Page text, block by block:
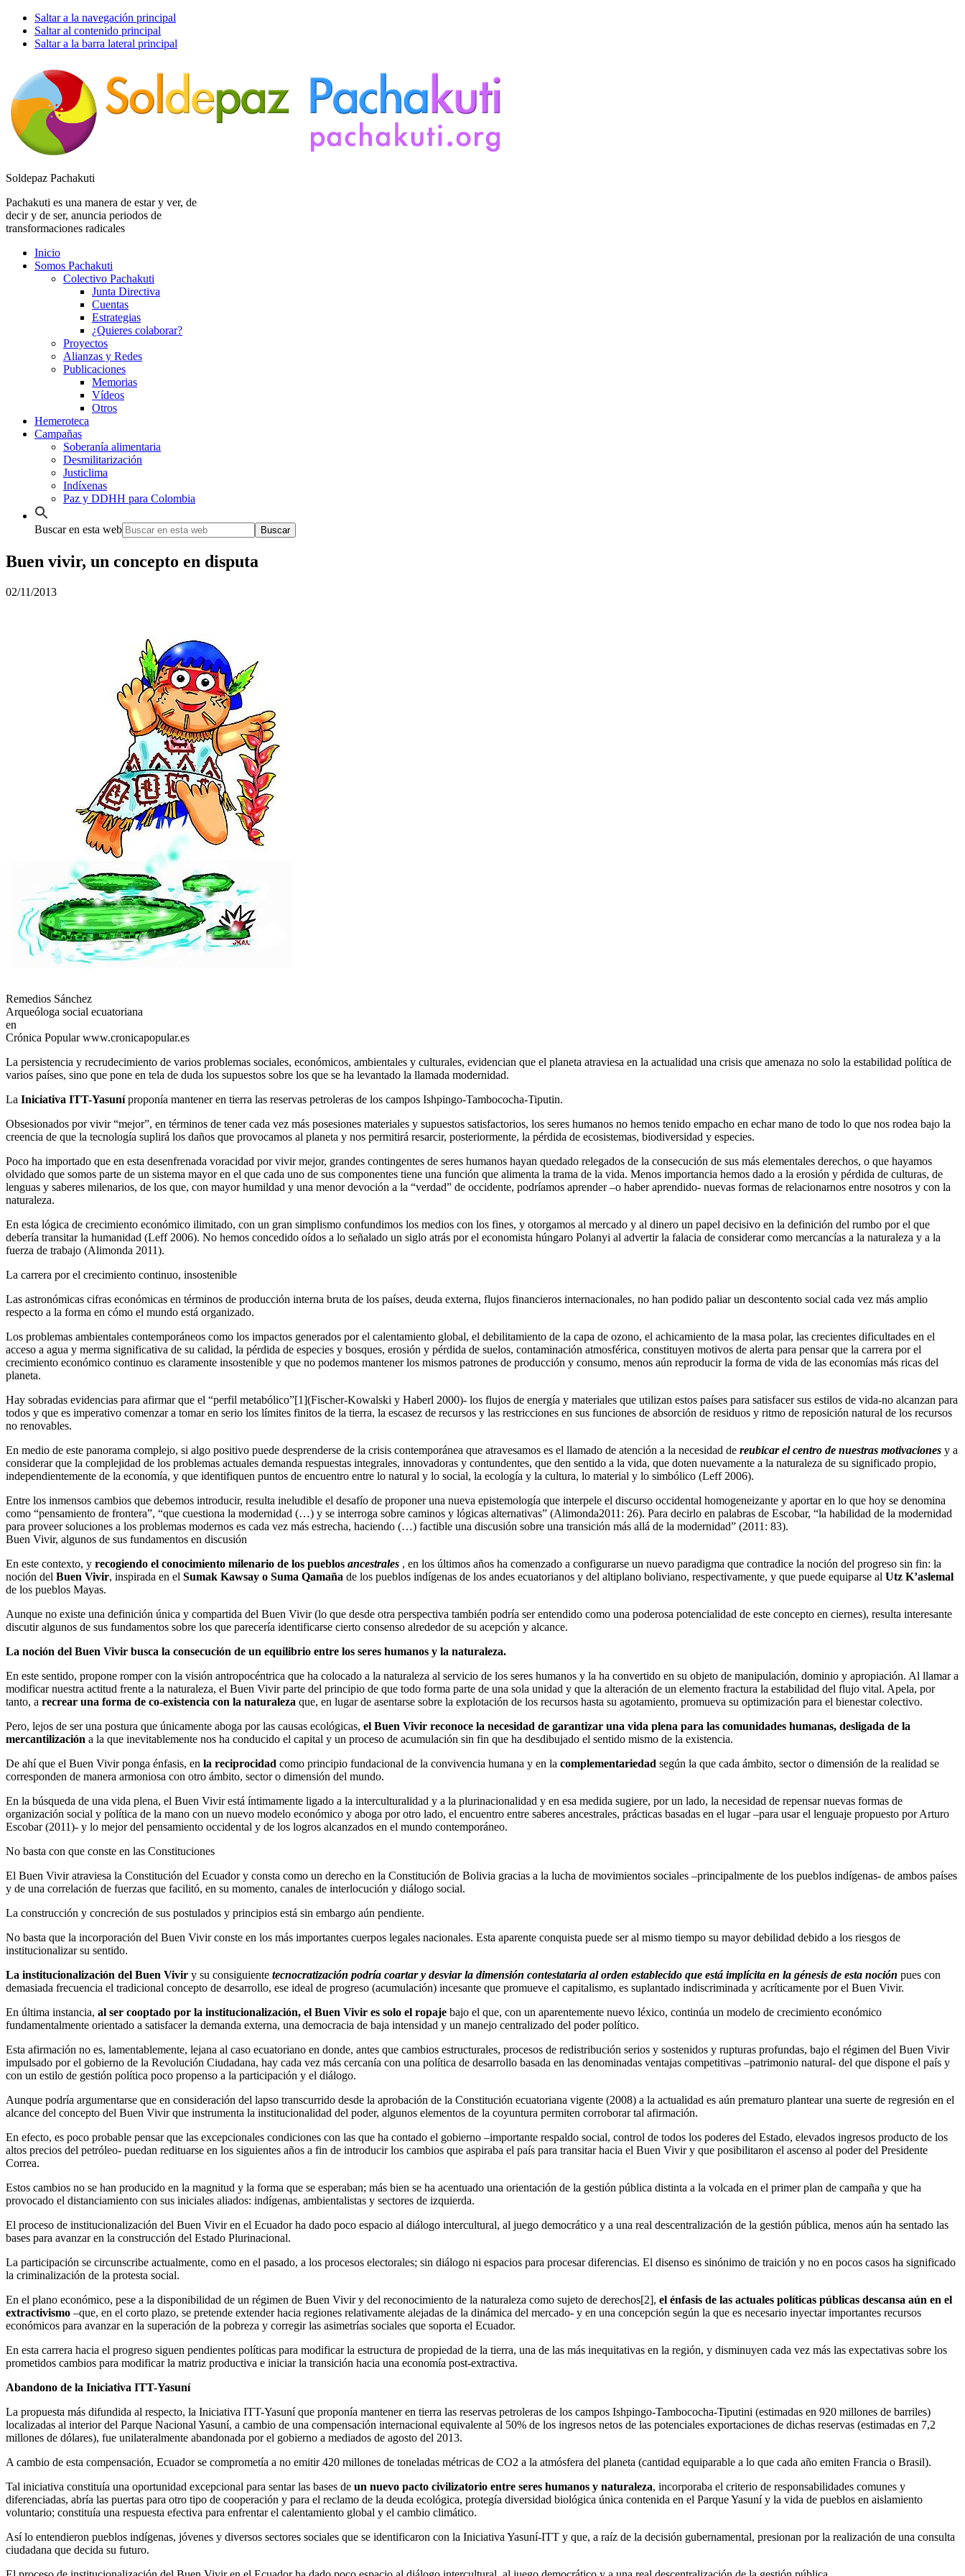
Saltar a la navegación principal
Saltar al contenido principal
Saltar a la barra lateral principal
Soldepaz Pachakuti
Pachakuti es una manera de estar y ver, de
decir y de ser, anuncia periodos de
transformaciones radicales
Inicio
Somos Pachakuti
Colectivo Pachakuti
Junta Directiva
Cuentas
Estrategias
¿Quieres colaborar?
Proyectos
Alianzas y Redes
Publicaciones
Memorias
Vídeos
Otros
Hemeroteca
Campañas
Soberanía alimentaria
Desmilitarización
Justiclima
Indíxenas
Paz y DDHH para Colombia
Buscar en esta web
Buen vivir, un concepto en disputa
02/11/2013
Remedios Sánchez
Arqueóloga social ecuatoriana
en
Crónica Popular www.cronicapopular.es
La persistencia y recrudecimiento de varios problemas sociales, económicos, ambientales y culturales, evidencian que el planeta atraviesa en la actualidad una crisis que amenaza no solo la estabilidad política de
varios países, sino que pone en tela de duda los supuestos sobre los que se ha levantado la llamada modernidad.
La Iniciativa ITT-Yasuníproponía mantener en tierra las reservas petroleras de los campos Ishpingo-Tambococha-Tiputin.
Obsesionados por vivir “mejor”, en términos de tener cada vez más posesiones materiales y supuestos satisfactorios, los seres humanos no hemos tenido empacho en echar mano de todo lo que nos rodea bajo la
creencia de que la tecnología suplirá los daños que provocamos al planeta y nos permitirá resarcir, posteriormente, la pérdida de ecosistemas, biodiversidad y especies.
Poco ha importado que en esta desenfrenada voracidad por vivir mejor, grandes contingentes de seres humanos hayan quedado relegados de la consecución de sus más elementales derechos, o que hayamos
olvidado que somos parte de un sistema mayor en el que cada uno de sus componentes tiene una función que alimenta la trama de la vida. Menos importancia hemos dado a la erosión y pérdida de culturas, de
lenguas y saberes milenarios, de los que, con mayor humildad y una menor devoción a la “verdad” de occidente, podríamos aprender –o haber aprendido- nuevas formas de relacionarnos entre nosotros y con la
naturaleza.
En esta lógica de crecimiento económico ilimitado, con un gran simplismo confundimos los medios con los fines, y otorgamos al mercado y al dinero un papel decisivo en la definición del rumbo por el que
debería transitar la humanidad (Leff 2006). No hemos concedido oídos a lo señalado un siglo atrás por el economista húngaro Polanyi al advertir la falacia de considerar como mercancías a la naturaleza y a la
fuerza de trabajo (Alimonda 2011).
La carrera por el crecimiento continuo, insostenible
Las astronómicas cifras económicas en términos de producción interna bruta de los países, deuda externa, flujos financieros internacionales, no han podido paliar un descontento social cada vez más amplio
respecto a la forma en cómo el mundo está organizado.
Los problemas ambientales contemporáneos como los impactos generados por el calentamiento global, el debilitamiento de la capa de ozono, el achicamiento de la masa polar, las crecientes dificultades en el
acceso a agua y merma significativa de su calidad, la pérdida de especies y bosques, erosión y pérdida de suelos, contaminación atmosférica, constituyen motivos de alerta para pensar que la carrera por el
crecimiento económico continuo es claramente insostenible y que no podemos mantener los mismos patrones de producción y consumo, menos aún reproducir la forma de vida de las economías más ricas del
planeta.
Hay sobradas evidencias para afirmar que el “perfil metabólico”[1](Fischer-Kowalski y Haberl 2000)- los flujos de energía y materiales que utilizan estos países para satisfacer sus estilos de vida-no alcanzan para
todos y que es imperativo comenzar a tomar en serio los límites finitos de la tierra, la escasez de recursos y las restricciones en sus funciones de absorción de residuos y ritmo de reposición natural de los recursos
no renovables.
En medio de este panorama complejo, si algo positivo puede desprenderse de la crisis contemporánea que atravesamos es el llamado de atención a la necesidad de reubicar el centro de nuestras motivaciones y a
considerar que la complejidad de los problemas actuales demanda respuestas integrales, innovadoras y contundentes, que den sentido a la vida, que doten nuevamente a la naturaleza de su significado propio,
independientemente de la economía, y que identifiquen puntos de encuentro entre lo natural y lo social, la ecología y la cultura, lo material y lo simbólico (Leff 2006).
Entre los inmensos cambios que debemos introducir, resulta ineludible el desafío de proponer una nueva epistemología que interpele el discurso occidental homogeneizante y aportar en lo que hoy se denomina
como “pensamiento de frontera”, “que cuestiona la modernidad (…) y se interroga sobre caminos y lógicas alternativas” (Alimonda2011: 26). Para decirlo en palabras de Escobar, “la habilidad de la modernidad
para proveer soluciones a los problemas modernos es cada vez más estrecha, haciendo (…) factible una discusión sobre una transición más allá de la modernidad” (2011: 83).
Buen Vivir, algunos de sus fundamentos en discusión
En este contexto, y recogiendo el conocimiento milenario de los pueblos ancestrales , en los últimos años ha comenzado a configurarse un nuevo paradigma que contradice la noción del progreso sin fin: la
noción del Buen Vivir, inspirada en el Sumak Kawsay o Suma Qamaña de los pueblos indígenas de los andes ecuatorianos y del altiplano boliviano, respectivamente, y que puede equiparse al Utz K’aslemal
de los pueblos Mayas.
Aunque no existe una definición única y compartida del Buen Vivir (lo que desde otra perspectiva también podría ser entendido como una poderosa potencialidad de este concepto en ciernes), resulta interesante
discutir algunos de sus fundamentos sobre los que parecería identificarse cierto consenso alrededor de su acepción y alcance.
La noción del Buen Vivir busca la consecución de un equilibrio entre los seres humanos y la naturaleza.
En este sentido, propone romper con la visión antropocéntrica que ha colocado a la naturaleza al servicio de los seres humanos y la ha convertido en su objeto de manipulación, dominio y apropiación. Al llamar a
modificar nuestra actitud frente a la naturaleza, el Buen Vivir parte del principio de que todo forma parte de una sola unidad y que la alteración de un elemento fractura la estabilidad del flujo vital. Apela, por
tanto, a recrear una forma de co-existencia con la naturaleza que, en lugar de asentarse sobre la explotación de los recursos hasta su agotamiento, promueva su optimización para el bienestar colectivo.
Pero, lejos de ser una postura que únicamente aboga por las causas ecológicas, el Buen Vivir reconoce la necesidad de garantizar una vida plena para las comunidades humanas, desligada de la
mercantilización a la que inevitablemente nos ha conducido el capital y un proceso de acumulación sin fin que ha desdibujado el sentido mismo de la existencia.
De ahí que el Buen Vivir ponga énfasis, en la reciprocidad como principio fundacional de la convivencia humana y en la complementariedad según la que cada ámbito, sector o dimensión de la realidad se
corresponden de manera armoniosa con otro ámbito, sector o dimensión del mundo.
En la búsqueda de una vida plena, el Buen Vivir está íntimamente ligado a la interculturalidad y a la plurinacionalidad y en esa medida sugiere, por un lado, la necesidad de repensar nuevas formas de
organización social y política de la mano con un nuevo modelo económico y aboga por otro lado, el encuentro entre saberes ancestrales, prácticas basadas en el lugar –para usar el lenguaje propuesto por Arturo
Escobar (2011)- y lo mejor del pensamiento occidental y de los logros alcanzados en el mundo contemporáneo.
No basta con que conste en las Constituciones
El Buen Vivir atraviesa la Constitución del Ecuador y consta como un derecho en la Constitución de Bolivia gracias a la lucha de movimientos sociales –principalmente de los pueblos indígenas- de ambos países
y de una correlación de fuerzas que facilitó, en su momento, canales de interlocución y diálogo social.
La construcción y concreción de sus postulados y principios está sin embargo aún pendiente.
No basta que la incorporación del Buen Vivir conste en los más importantes cuerpos legales nacionales. Esta aparente conquista puede ser al mismo tiempo su mayor debilidad debido a los riesgos de
institucionalizar su sentido.
La institucionalización del Buen Vivir y su consiguiente tecnocratización podría coartar y desviar la dimensión contestataria al orden establecido que está implícita en la génesis de esta noción pues con
demasiada frecuencia el tradicional concepto de desarrollo, ese ideal de progreso (acumulación) incesante que promueve el capitalismo, es suplantado indiscriminada y acríticamente por el Buen Vivir.
En última instancia, al ser cooptado por la institucionalización, el Buen Vivir es solo el ropaje bajo el que, con un aparentemente nuevo léxico, continúa un modelo de crecimiento económico
fundamentalmente orientado a satisfacer la demanda externa, una democracia de baja intensidad y un manejo centralizado del poder político.
Esta afirmación no es, lamentablemente, lejana al caso ecuatoriano en donde, antes que cambios estructurales, procesos de redistribución serios y sostenidos y rupturas profundas, bajo el régimen del Buen Vivir
impulsado por el gobierno de la Revolución Ciudadana, hay cada vez más cercanía con una política de desarrollo basada en las denominadas ventajas competitivas –patrimonio natural- del que dispone el país y
con un estilo de gestión política poco propenso a la participación y el diálogo.
Aunque podría argumentarse que en consideración del lapso transcurrido desde la aprobación de la Constitución ecuatoriana vigente (2008) a la actualidad es aún prematuro plantear una suerte de regresión en el
alcance del concepto del Buen Vivir que instrumenta la institucionalidad del poder, algunos elementos de la coyuntura permiten corroborar tal afirmación.
En efecto, es poco probable pensar que las excepcionales condiciones con las que ha contado el gobierno –importante respaldo social, control de todos los poderes del Estado, elevados ingresos producto de los
altos precios del petróleo- puedan redituarse en los siguientes años a fin de introducir los cambios que aspiraba el país para transitar hacia el Buen Vivir y que posibilitaron el ascenso al poder del Presidente
Correa.
Estos cambios no se han producido en la magnitud y la forma que se esperaban; más bien se ha acentuado una orientación de la gestión pública distinta a la volcada en el primer plan de campaña y que ha
provocado el distanciamiento con sus iniciales aliados: indígenas, ambientalistas y sectores de izquierda.
El proceso de institucionalización del Buen Vivir en el Ecuador ha dado poco espacio al diálogo intercultural, al juego democrático y a una real descentralización de la gestión pública, menos aún ha sentado las
bases para avanzar en la construcción del Estado Plurinacional.
La participación se circunscribe actualmente, como en el pasado, a los procesos electorales; sin diálogo ni espacios para procesar diferencias. El disenso es sinónimo de traición y no en pocos casos ha significado
la criminalización de la protesta social.
En el plano económico, pese a la disponibilidad de un régimen de Buen Vivir y del reconocimiento de la naturaleza como sujeto de derechos[2], el énfasis de las actuales políticas públicas descansa aún en el
extractivismo –que, en el corto plazo, se pretende extender hacia regiones relativamente alejadas de la dinámica del mercado- y en una concepción según la que es necesario inyectar importantes recursos
económicos para avanzar en la superación de la pobreza y corregir las asimetrías sociales que soporta el Ecuador.
En esta carrera hacia el progreso siguen pendientes políticas para modificar la estructura de propiedad de la tierra, una de las más inequitativas en la región, y disminuyen cada vez más las expectativas sobre los
prometidos cambios para modificar la matriz productiva e iniciar la transición hacia una economía post-extractiva.
Abandono de la Iniciativa ITT-Yasuní
La propuesta más difundida al respecto, la Iniciativa ITT-Yasuní que proponía mantener en tierra las reservas petroleras de los campos Ishpingo-Tambococha-Tiputini (estimadas en 920 millones de barriles)
localizadas al interior del Parque Nacional Yasuní, a cambio de una compensación internacional equivalente al 50% de los ingresos netos de las potenciales exportaciones de dichas reservas (estimadas en 7,2
millones de dólares), fue unilateralmente abandonada por el gobierno a mediados de agosto del 2013.
A cambio de esta compensación, Ecuador se comprometía a no emitir 420 millones de toneladas métricas de CO2 a la atmósfera del planeta (cantidad equiparable a lo que cada año emiten Francia o Brasil).
Tal iniciativa constituía una oportunidad excepcional para sentar las bases de un nuevo pacto civilizatorio entre seres humanos y naturaleza, incorporaba el criterio de responsabilidades comunes y
diferenciadas, abría las puertas para otro tipo de cooperación y para el reclamo de la deuda ecológica, protegía diversidad biológica única contenida en el Parque Yasuní y la vida de pueblos en aislamiento
voluntario; constituía una respuesta efectiva para enfrentar el calentamiento global y el cambio climático.
Así lo entendieron pueblos indígenas, jóvenes y diversos sectores sociales que se identificaron con la Iniciativa Yasuní-ITT y que, a raíz de la decisión gubernamental, presionan por la realización de una consulta
ciudadana que decida su futuro.